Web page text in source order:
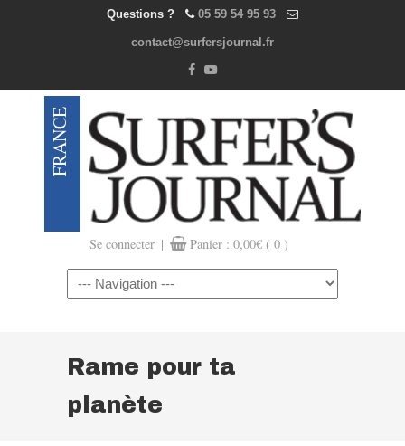
Questions ? 05 59 54 95 93
contact@surfersjournal.fr
Se connecter | Panier : 0,00€ ( 0 )
Navigation
Rame pour ta
planète